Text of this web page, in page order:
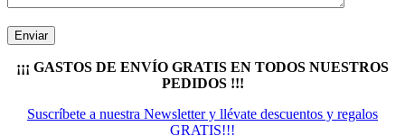
¡¡¡ GASTOS DE ENVÍO GRATIS EN TODOS NUESTROS
PEDIDOS !!!
Suscríbete a nuestra Newsletter y llévate descuentos y regalos
GRATIS!!!